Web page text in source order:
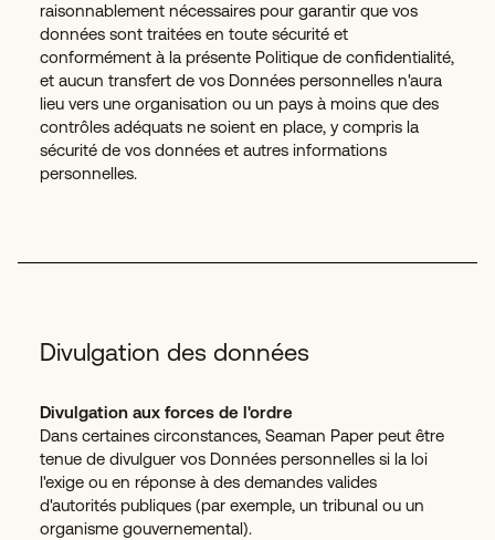
raisonnablement nécessaires pour garantir que vos
données sont traitées en toute sécurité et
conformément à la présente Politique de confidentialité,
et aucun transfert de vos Données personnelles n'aura
lieu vers une organisation ou un pays à moins que des
contrôles adéquats ne soient en place, y compris la
sécurité de vos données et autres informations
personnelles.
Divulgation des données
Divulgation aux forces de l'ordre
Dans certaines circonstances, Seaman Paper peut être
tenue de divulguer vos Données personnelles si la loi
l'exige ou en réponse à des demandes valides
d'autorités publiques (par exemple, un tribunal ou un
organisme gouvernemental).